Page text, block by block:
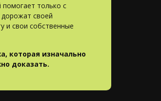
только с
своей
и свои собственные
которая изначально
доказать.